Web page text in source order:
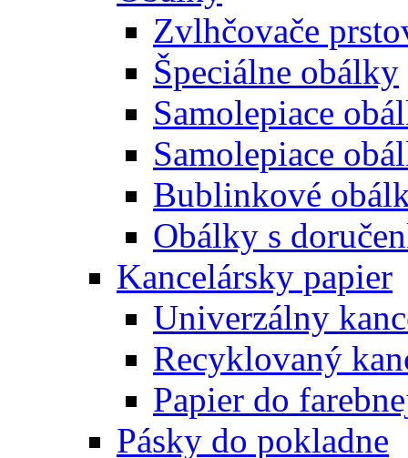
Zvlhčovače
Špeciálne obálky
Samolepiace
Samolepiace
Bublinkové
Obálky s
Kancelársky papier
Univerzálny
Recyklovaný
Papier do
Pásky do pokladne